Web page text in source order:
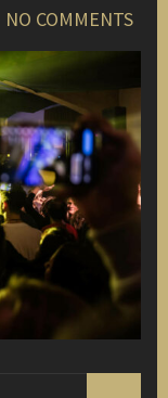
NO COMMENTS